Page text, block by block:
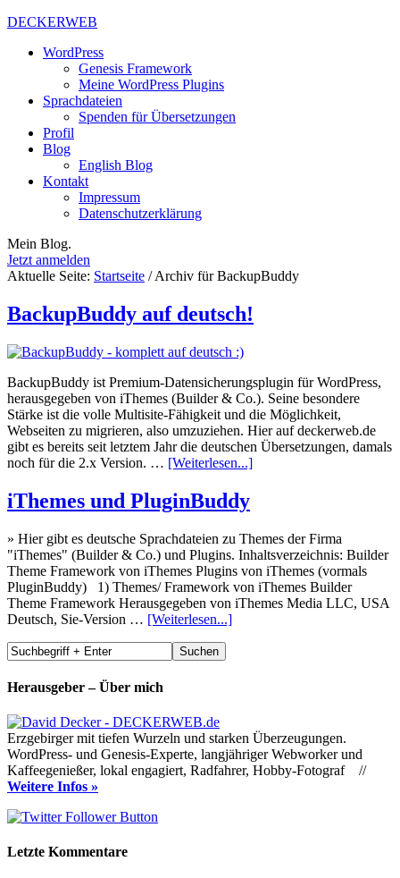
DECKERWEB
WordPress
Genesis Framework
Meine WordPress Plugins
Sprachdateien
Spenden für Übersetzungen
Profil
Blog
English Blog
Kontakt
Impressum
Datenschutzerklärung
Mein Blog.
Jetzt anmelden
Aktuelle Seite: Startseite /Archiv für BackupBuddy
BackupBuddy auf deutsch!
BackupBuddy ist Premium-Datensicherungsplugin für WordPress,
herausgegeben von iThemes (Builder & Co.). Seine besondere
Stärke ist die volle Multisite-Fähigkeit und die Möglichkeit,
Webseiten zu migrieren, also umzuziehen. Hier auf deckerweb.de
gibt es bereits seit letztem Jahr die deutschen Übersetzungen, damals
noch für die 2.x Version. … [Weiterlesen...]
iThemes und PluginBuddy
» Hier gibt es deutsche Sprachdateien zu Themes der Firma
"iThemes" (Builder & Co.) und Plugins. Inhaltsverzeichnis: Builder
Theme Framework von iThemes Plugins von iThemes (vormals
PluginBuddy) 1) Themes/ Framework von iThemes Builder
Theme Framework Herausgegeben von iThemes Media LLC, USA
Deutsch, Sie-Version … [Weiterlesen...]
Herausgeber – Über mich
Erzgebirger mit tiefen Wurzeln und starken Überzeugungen.
WordPress- und Genesis-Experte, langjähriger Webworker und
Kaffeegenießer, lokal engagiert, Radfahrer, Hobby-Fotograf //
Weitere Infos »
Letzte Kommentare